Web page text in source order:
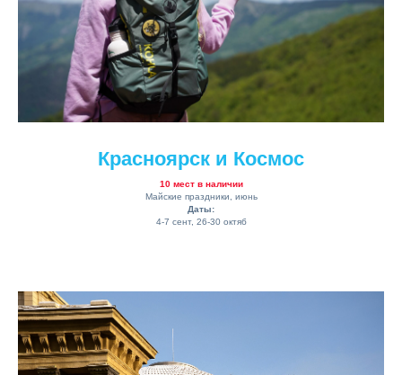
Красноярск и Космос
10 мест в наличии
Майские праздники, июнь
Даты:
4-7 сент, 26-30 октяб